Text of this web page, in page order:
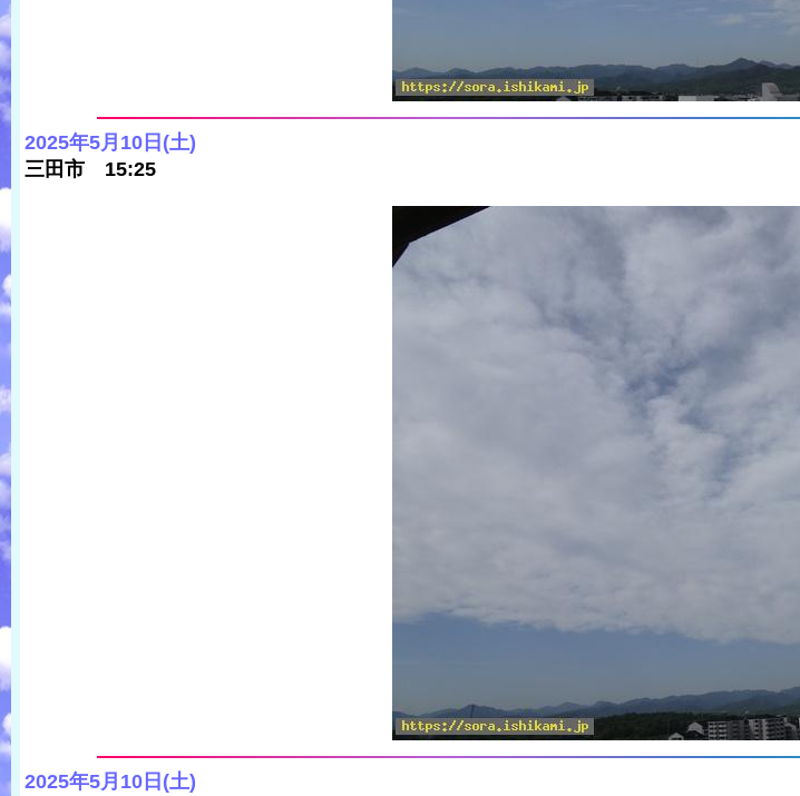
2025年5月10日(土)
三田市 15:25
2025年5月10日(土)